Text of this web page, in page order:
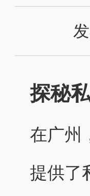
探秘
在广州
提供了